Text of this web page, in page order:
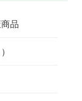
品